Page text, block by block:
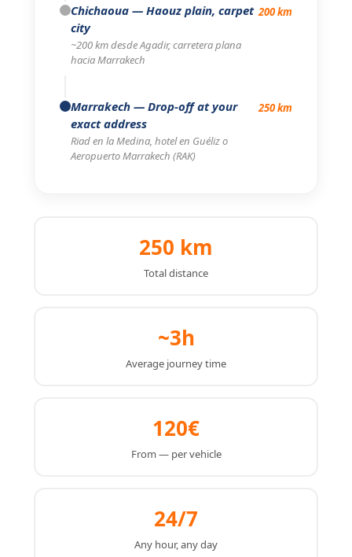
Chichaoua— Haouz plain, carpet
city
~200 km desde Agadir, carretera plana
hacia Marrakech
200 km
Marrakech— Drop-off at your
exact address
Riad en la Medina, hotel en Guéliz o
Aeropuerto Marrakech (RAK)
250 km
250 km
Total distance
~3h
Average journey time
120€
From — per vehicle
24/7
Any hour, any day